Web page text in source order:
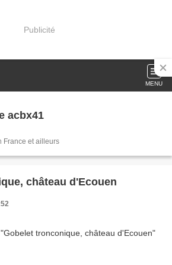
Publicité
MENU
acbx41
France et ailleurs
château d'Ecouen